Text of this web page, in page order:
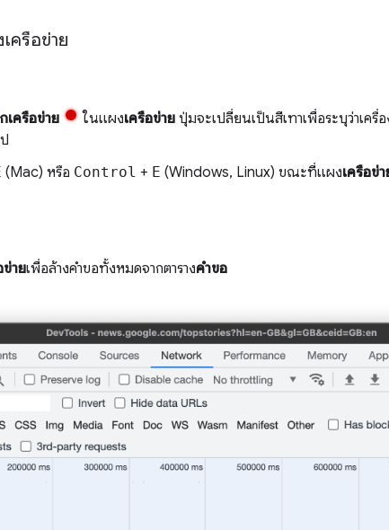
ครือข่าย
ครือข่าย ในแผงเครือข่าย ปุ่มจะเปลี่ยนเป็นสีเทาเพื่อระบุว่าเค
(Mac) หรือ Control + E (Windows, Linux) ขณะที่แผงเครือข่
ข่ายเพื่อล้างคำขอทั้งหมดจากตารางคำขอ